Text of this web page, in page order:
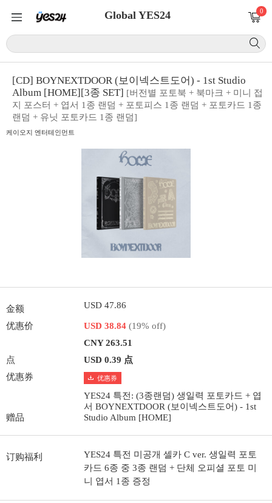
Global YES24 0
[CD] BOYNEXTDOOR (보이넥스트도어) - 1st Studio
Album [HOME][3종 SET] [버전별 포토북 + 북마크 + 미니 접
지 포스터 + 엽서 1종 랜덤 + 포토피스 1종 랜덤 + 포토카드 1종
랜덤 + 유닛 포토카드 1종 랜덤]
케이오지 엔터테인먼트
金额 USD 47.86
优惠价 USD 38.84 (19% off)
CNY 263.51
点
USD 0.39 点
优惠券
优惠券
赠品
YES24 특전: (3종랜덤) 생일력 포토카드 + 엽
서 BOYNEXTDOOR (보이넥스트도어) - 1st
Studio Album [HOME]
订购福利
YES24 특전 미공개 셀카 C ver. 생일력 포토
카드 6종 중 3종 랜덤 + 단체 오피셜 포토 미
니 엽서 1종 증정